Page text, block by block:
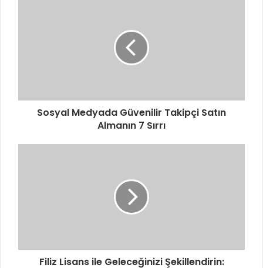
Sosyal Medyada Güvenilir Takipçi Satın
Almanın 7 Sırrı
Filiz Lisans ile Geleceğinizi Şekillendirin: